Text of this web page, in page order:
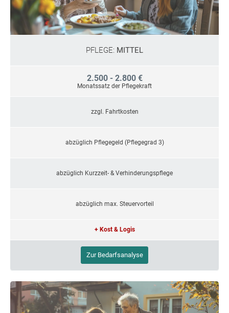
PFLEGE: MITTEL
2.500 - 2.800 €
Monatssatz der Pflegekraft
zzgl. Fahrtkosten
abzüglich Pflegegeld (Pflegegrad 3)
abzüglich Kurzzeit- & Verhinderungspflege
abzüglich max. Steuervorteil
+ Kost & Logis
Zur Bedarfsanalyse